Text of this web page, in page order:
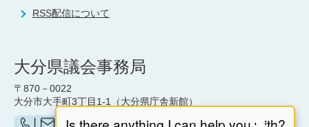
RSS配信について
大分県議会事務局
〒870－0022
大分市大手町3丁目1-1（大分県庁舎新館）
お問い合わせ（県議会事務局）はこちら